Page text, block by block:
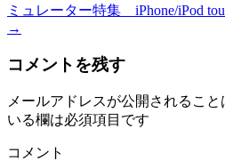
ミュレーター特集 iPhone/iPod
→
コメントを残す
メールアドレスが公開されること
いる欄は必須項目です
コメント